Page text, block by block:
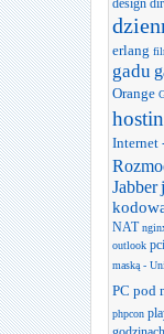
erlang
gadu
Orange
Internet
Jabber
NAT
outlook
maską -
PC pod
phpcon